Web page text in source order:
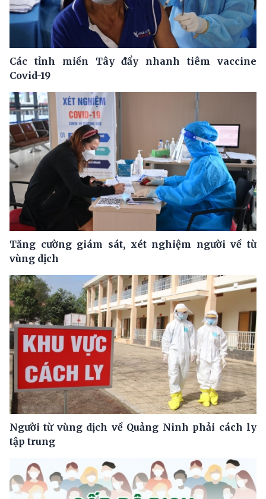
Các tỉnh miền Tây đẩy nhanh tiêm vaccine
Covid-19
Tăng cường giám sát, xét nghiệm người về từ
vùng dịch
Người từ vùng dịch về Quảng Ninh phải cách ly
tập trung